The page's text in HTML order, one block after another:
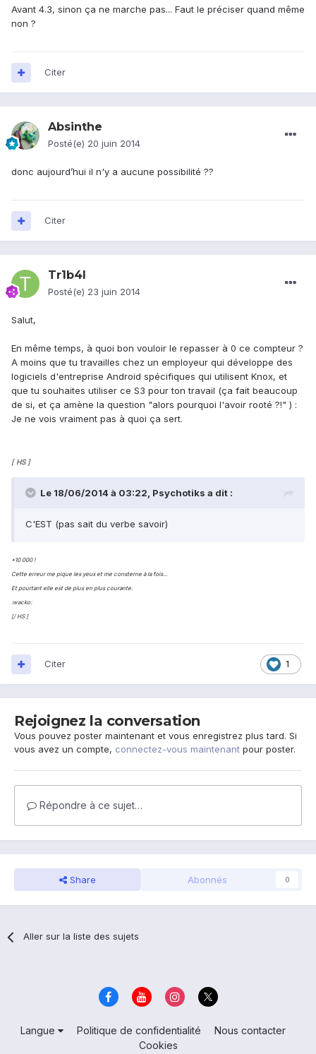
Avant 4.3, sinon ça ne marche pas... Faut le préciser quand même
non ?
Citer
Absinthe
Posté(e) 20 juin 2014
donc aujourd’hui il n'y a aucune possibilité ??
Citer
Tr1b4l
Posté(e) 23 juin 2014
Salut,
En même temps, à quoi bon vouloir le repasser à 0 ce compteur ?
A moins que tu travailles chez un employeur qui développe des
logiciels d'entreprise Android spécifiques qui utilisent Knox, et
que tu souhaites utiliser ce S3 pour ton travail (ça fait beaucoup
de si, et ça amène la question "alors pourquoi l'avoir rooté ?!" ) :
Je ne vois vraiment pas à quoi ça sert.
[ HS ]
Le 18/06/2014 à 03:22, Psychotiks a dit :
C'EST (pas sait du verbe savoir)
+10 000 !
Cette erreur me pique les yeux et me consterne à la fois...
Et pourtant elle est de plus en plus courante.
:wacko:
[/ HS ]
1
Citer
Rejoignez la conversation
Vous pouvez poster maintenant et vous enregistrez plus tard. Si
vous avez un compte, connectez-vous maintenant pour poster.
Répondre à ce sujet…
Share Abonnés 0
Aller sur la liste des sujets
Langue Politique de confidentialité
Nous contacter
Cookies